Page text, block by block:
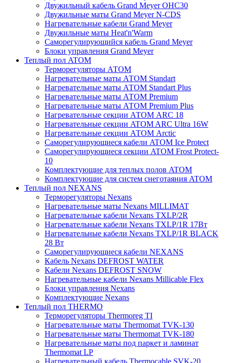
Двужильный кабель Grand Meyer OHC30
Двужильные маты Grand Meyer N-CDS
Нагревательные кабели Grand Meyer
Двужильные маты Heat'n'Warm
Саморегулирующийся кабель Grand Meyer
Блоки управления Grand Meyer
Теплый пол ATOM
Терморегуляторы АТОМ
Нагревательные маты АТОМ Standart
Нагревательные маты АТОМ Standart Plus
Нагревательные маты АТОМ Premium
Нагревательные маты АТОМ Premium Plus
Нагревательные секции АТОМ ARC 18
Нагревательные секции ATOM ARC Ultra 16W
Нагревательные секции АТОМ Arctic
Саморегулирующиеся кабели ATOM Ice Protect
Саморегулирующиеся секции ATOM Frost Protect-
10
Комплектующие для теплых полов ATOM
Комплектующие для систем снеготаяния ATOM
Теплый пол NEXANS
Терморегуляторы Nexans
Нагревательные маты Nexans MILLIMAT
Нагревательные кабели Nexans TXLP/2R
Нагревательные кабели Nexans TXLP/1R 17Вт
Нагревательные кабели Nexans TXLP/1R BLACK
28 Вт
Саморегулирующиеся кабели NEXANS
Кабель Nexans DEFROST WATER
Кабели Nexans DEFROST SNOW
Нагревательные кабели Nexans Millicable Flex
Блоки управления Nexans
Комплектующие Nexans
Теплый пол THERMO
Терморегуляторы Thermoreg TI
Нагревательные маты Thermomat TVK-130
Нагревательные маты Thermomat TVK-180
Нагревательные маты под паркет и ламинат
Thermomat LP
Нагревательный кабель Thermocable SVK-20